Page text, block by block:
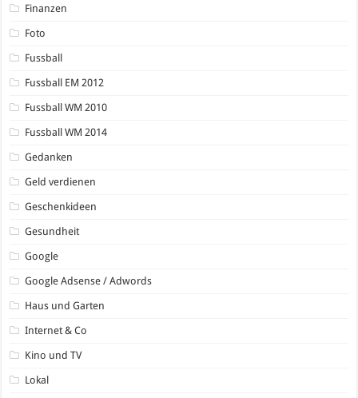
Finanzen
Foto
Fussball
Fussball EM 2012
Fussball WM 2010
Fussball WM 2014
Gedanken
Geld verdienen
Geschenkideen
Gesundheit
Google
Google Adsense / Adwords
Haus und Garten
Internet & Co
Kino und TV
Lokal